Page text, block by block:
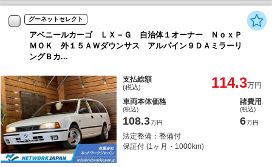
グーネットセレクト
アベニールカーゴ ＬＸ－Ｇ 自治体１オーナー ＮｏｘＰ
ＭＯＫ 外１５ＡＷダウンサス アルパイン９ＤＡミラーリ
ングＢカ...
支払総額
(税込) 114.3万円
車両本体価格
(税込)
108.3万円
諸費用
(税込)
6万円
法定整備：整備付
保証付 (1ヶ月・1000km)